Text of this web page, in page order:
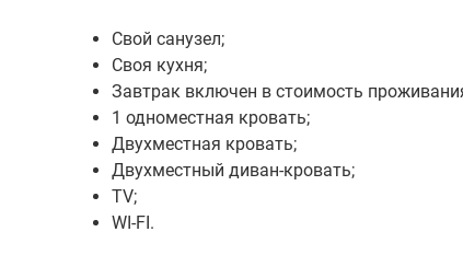
Cвой санузел;
Cвоя кухня;
Завтрак включен в стоимость
1 одноместная кровать;
Двухместная кровать;
Двухместный диван-кровать;
TV;
WI-FI.